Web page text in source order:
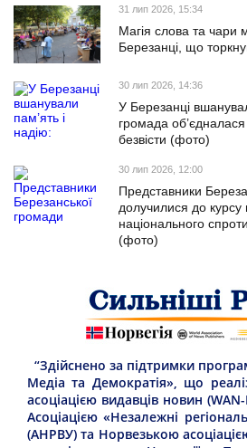
31 лип 2026, 15:34
Магія слова та чари
Березанці, що
30 лип 2026, 14:36
У Березанці
громада
безвісти (фото)
30 лип 2026, 12:00
Представники
долучилися до курсу
національного
(фото)
“Здійснено за підтримки
Медіа та Демократія», що
асоціацією видавців новин (WAN-
Асоціацією «Незалежні
(АНРВУ) та Норвезькою